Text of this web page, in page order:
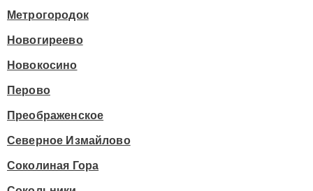
Метрогородок
Новогиреево
Новокосино
Перово
Преображенское
Северное Измайлово
Соколиная Гора